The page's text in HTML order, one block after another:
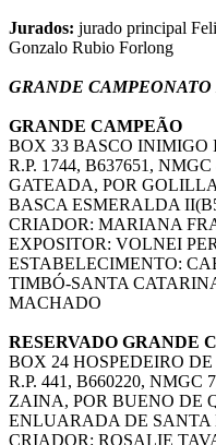
Jurados: jurado principal
Gonzalo Rubio Forlong
GRANDE CAMPEONATO
GRANDE CAMPEÃO
BOX 33 BASCO INIMIGO
R.P. 1744, B637651,
GATEADA, POR
BASCA ESMERALDA
CRIADOR: MARIANA
EXPOSITOR: VOLNEI
ESTABELECIMENTO:
TIMBÓ-SANTA
MACHADO
RESERVADO GRANDE
BOX 24 HOSPEDEIRO
R.P. 441, B660220, NMGC
ZAINA, POR BUENO DE
ENLUARADA DE SANTA
CRIADOR: ROSALIE